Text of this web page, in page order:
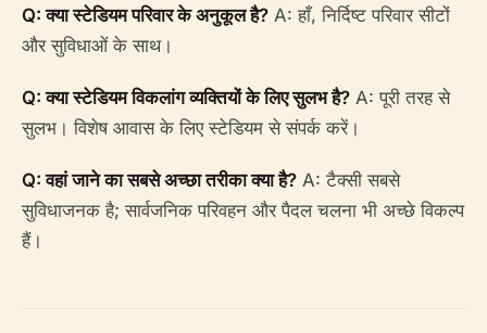
Q: क्या स्टेडियम परिवार के अनुकूल है? A: हाँ, निर्दिष्ट परिवार सीटों
और सुविधाओं के साथ।
Q: क्या स्टेडियम विकलांग व्यक्तियों के लिए सुलभ है? A: पूरी तरह से
सुलभ। विशेष आवास के लिए स्टेडियम से संपर्क करें।
Q: वहां जाने का सबसे अच्छा तरीका क्या है? A: टैक्सी सबसे
सुविधाजनक है; सार्वजनिक परिवहन और पैदल चलना भी अच्छे विकल्प
हैं।